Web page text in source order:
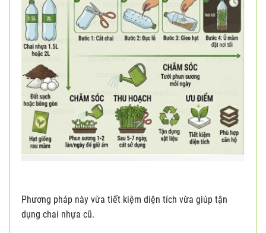
Phương pháp này vừa tiết kiệm diện tích vừa giúp tận
dụng chai nhựa cũ.